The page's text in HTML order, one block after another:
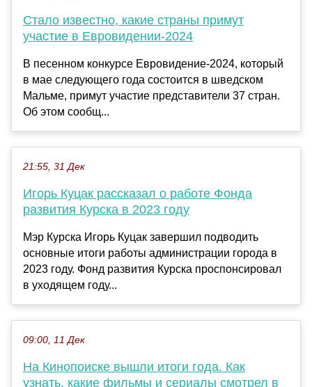
Стало известно, какие страны примут
участие в Евровидении-2024
В песенном конкурсе Евровидение-2024, который
в мае следующего года состоится в шведском
Мальме, примут участие представители 37 стран.
Об этом сообщ...
21:55, 31 Дек
Игорь Куцак рассказал о работе Фонда
развития Курска в 2023 году
Мэр Курска Игорь Куцак завершил подводить
основные итоги работы администрации города в
2023 году. Фонд развития Курска проспонсировал
в уходящем году...
09:00, 11 Дек
На Кинопоиске вышли итоги года. Как
узнать, какие фильмы и сериалы смотрел в